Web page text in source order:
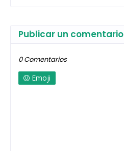
Publicar un comentario
0 Comentarios
Emoji